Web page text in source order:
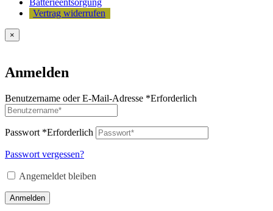
Vertrag widerrufen
×
Anmelden
Benutzername oder E-Mail-Adresse *Erforderlich
Passwort *Erforderlich
Passwort vergessen?
Angemeldet bleiben
Anmelden